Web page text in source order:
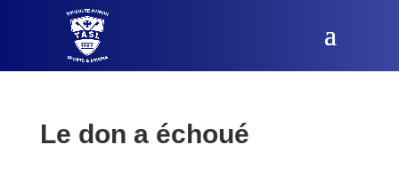
Le don a échoué